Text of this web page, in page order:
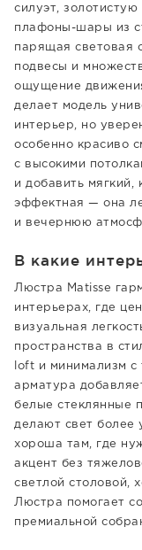
силуэт,
плафоны-шары из
парящая световая
подвесы и
ощущение
делает модель
интерьер, но
особенно красиво
с высокими
и добавить
эффектная — она
и вечернюю
В какие
Люстра Matisse
интерьерах, где
визуальная
пространства в
loft и минимализм с
арматура
белые стеклянные
делают свет более
хороша там, где
акцент без
светлой столовой,
Люстра помогает
премиальной